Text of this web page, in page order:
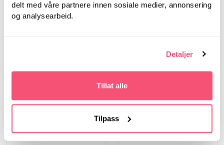
delt med våre partnere innen sosiale medier, annonsering
og analysearbeid.
Detaljer
Tillat alle
Tilpass